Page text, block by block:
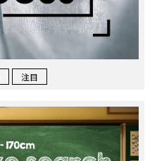
注目